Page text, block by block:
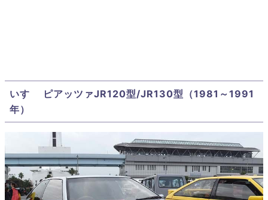
いすゞ ピアッツァJR120型/JR130型（1981～1991
年）